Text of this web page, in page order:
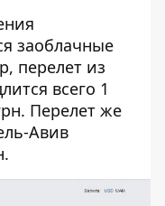
заоблачные
перелет из
всего 1
Перелет же
Авив